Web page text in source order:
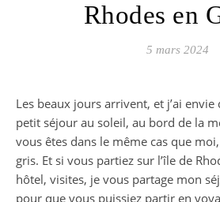
Rhodes en
5 mars 2024
Les beaux jours arrivent, et j’ai
petit séjour au soleil, au bord de la
vous êtes dans le même cas que
gris. Et si vous partiez sur l’île de
hôtel, visites, je vous partage mon
pour que vous puissiez partir en